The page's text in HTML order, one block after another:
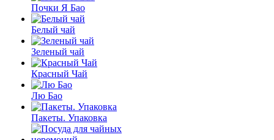
Почки Я Бао
Белый чай
Зеленый чай
Красный Чай
Лю Бао
Пакеты. Упаковка